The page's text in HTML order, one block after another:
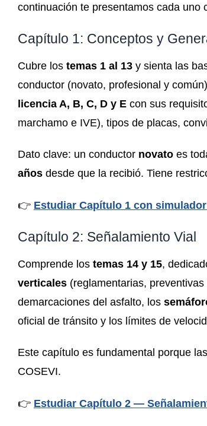
continuación te presentamos cada uno
Capítulo 1: Conceptos y
Cubre los temas 1 al 13 y sienta las
conductor (novato, profesional y
licencia A, B, C, D y E con sus
marchamo e IVE), tipos de placas,
Dato clave: un conductor novato es
años desde que la recibió. Tiene
👉 Estudiar Capítulo 1 con
Capítulo 2: Señalamiento Vial
Comprende los temas 14 y 15,
verticales (reglamentarias,
demarcaciones del asfalto, los
oficial de tránsito y los límites de
Este capítulo es fundamental porque
COSEVI.
👉 Estudiar Capítulo 2 —